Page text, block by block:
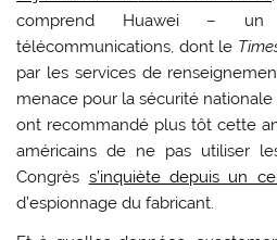
comprend Huawei –
télécommunications, dont le
par les services de
menace pour la sécurité nationale
ont recommandé plus tôt cette
américains de ne pas utiliser
Congrès s’inquiète depuis un
d’espionnage du fabricant.